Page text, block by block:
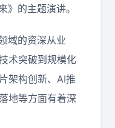
》的主题演讲。
域的资深从业
术突破到规模化
架构创新、AI推
地等方面有着深